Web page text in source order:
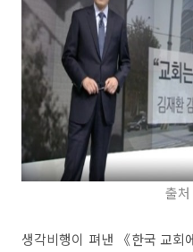
출
생각비행이 펴낸 《한국 교회